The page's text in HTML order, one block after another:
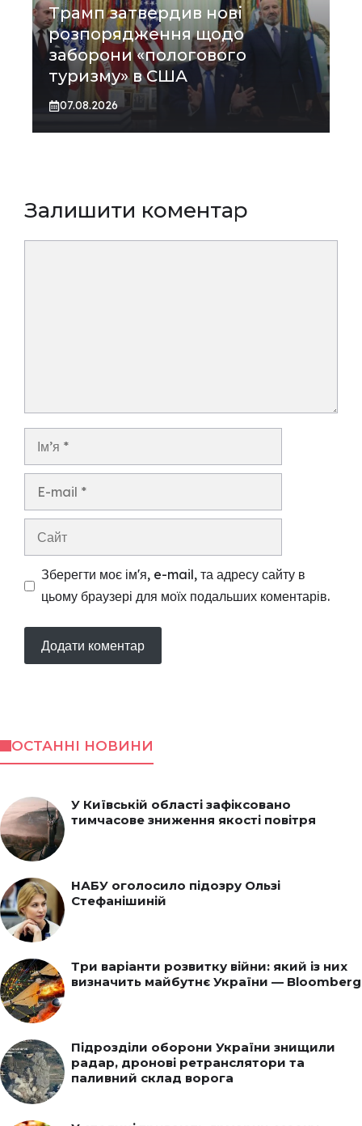
Трамп затвердив нові
розпорядження щодо
заборони «пологового
туризму» в США
07.08.2026
Залишити коментар
Ім’я
Сайт
Зберегти моє ім'я, e-mail, та адресу сайту в
цьому браузері для моїх подальших коментарів.
ОСТАННІ НОВИНИ
У Київській області зафіксовано
тимчасове зниження якості повітря
НАБУ оголосило підозру Ользі
Стефанішиній
Три варіанти розвитку війни: який із них
визначить майбутнє України — Bloomberg
Підрозділи оборони України знищили
радар, дронові ретранслятори та
паливний склад ворога